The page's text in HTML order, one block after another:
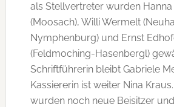
als Stellvertreter wurden
(Moosach), Willi Wermelt
Nymphenburg) und Ernst
(Feldmoching-Hasenbergl)
Schriftführerin bleibt Gabriele
Kassiererin ist weiter Nina
wurden noch neue Beisitzer